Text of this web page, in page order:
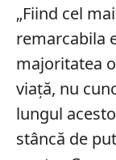
„Fiind cel
remarcabila
majoritatea
viață, nu
lungul
stâncă de